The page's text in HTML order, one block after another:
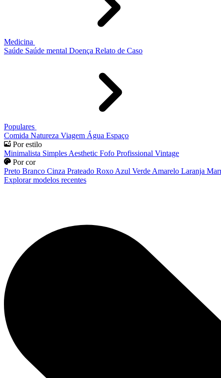
Medicina
Saúde Saúde mental Doença Relato de Caso
Populares
Comida Natureza Viagem Água Espaço
Por estilo
Minimalista Simples Aesthetic Fofo Profissional Vintage
Por cor
Preto Branco Cinza Prateado Roxo Azul Verde Amarelo Laranja
Explorar modelos recentes